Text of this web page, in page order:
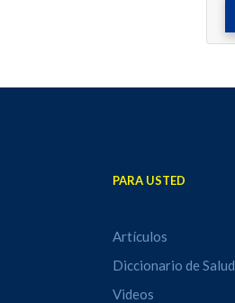
PARA USTED
Artículos
Diccionario de Salud
Videos